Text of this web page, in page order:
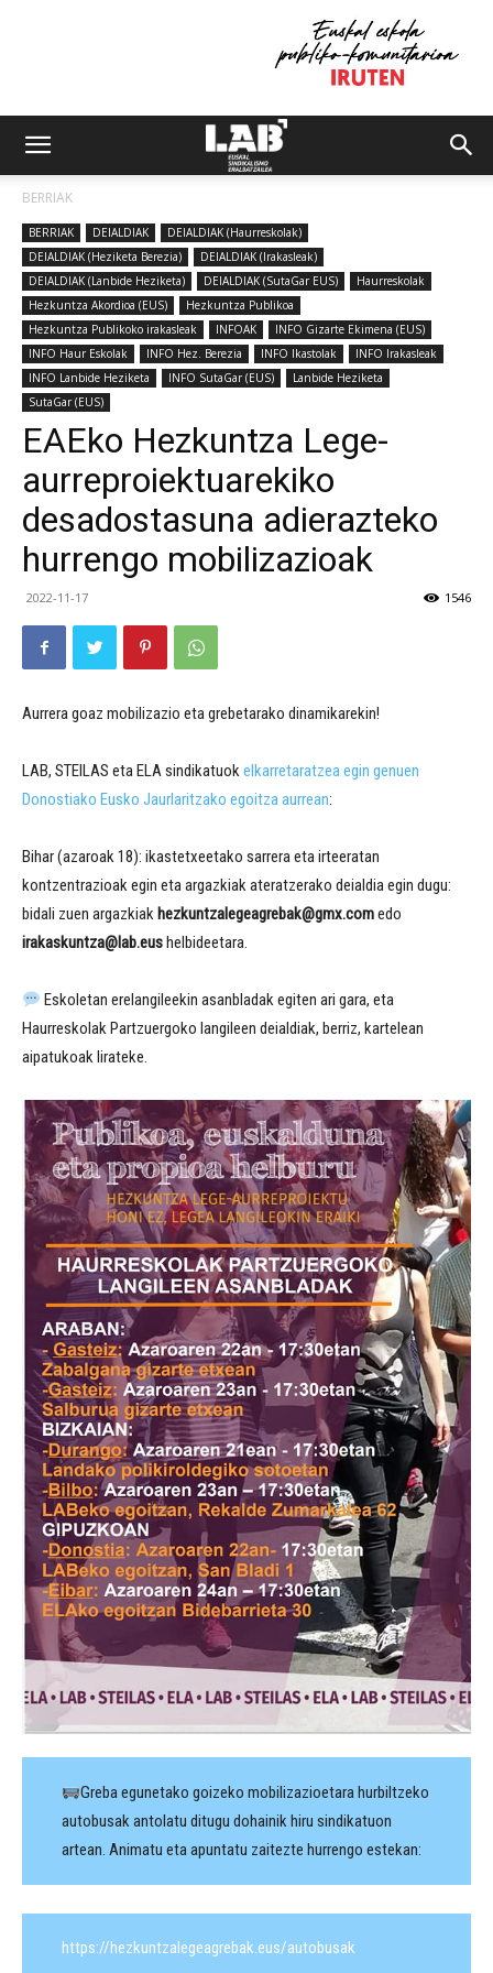
BERRIAK
BERRIAK DEIALDIAK
DEIALDIAK (Haurreskolak)
DEIALDIAK (Heziketa Berezia)
DEIALDIAK (Irakasleak)
DEIALDIAK (Lanbide Heziketa)
DEIALDIAK (SutaGar EUS)
Haurreskolak
Hezkuntza Akordioa (EUS)
Hezkuntza Publikoa
Hezkuntza Publikoko irakasleak
INFOAK
INFO Gizarte Ekimena (EUS)
INFO Haur Eskolak
INFO Hez. Berezia INFO Ikastolak
INFO Irakasleak
INFO Lanbide Heziketa
INFO SutaGar (EUS)
Lanbide Heziketa
SutaGar (EUS)
EAEko Hezkuntza Lege-
aurreproiektuarekiko
desadostasuna adierazteko
hurrengo mobilizazioak
2022-11-17 1546
Aurrera goaz mobilizazio eta grebetarako dinamikarekin!
LAB, STEILAS eta ELA sindikatuokelkarretaratzea egin genuen
Donostiako Eusko Jaurlaritzako egoitza aurrean:
Bihar (azaroak 18): ikastetxeetako sarrera eta irteeratan
kontzentrazioak egin eta argazkiak ateratzerako deialdia egin dugu:
bidali zuen argazkiak hezkuntzalegeagrebak@gmx.comedo
irakaskuntza@lab.eushelbideetara.
Eskoletan erelangileekin asanbladak egiten ari gara, eta
Haurreskolak Partzuergoko langileen deialdiak, berriz, kartelean
aipatukoak lirateke.
Greba egunetako goizeko mobilizazioetara hurbiltzeko
autobusak antolatu ditugu dohainik hiru sindikatuon
artean. Animatu eta apuntatu zaitezte hurrengo estekan:
https://hezkuntzalegeagrebak.eus/autobusak